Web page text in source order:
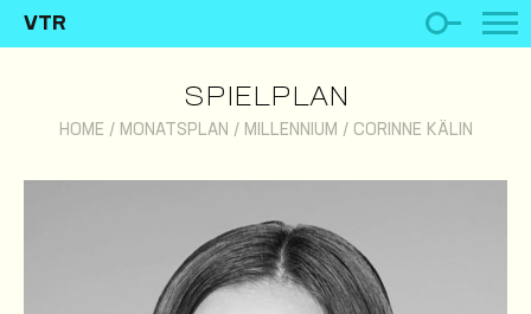
VTR
SPIELPLAN
HOME / MONATSPLAN / MILLENNIUM / CORINNE KÄLIN